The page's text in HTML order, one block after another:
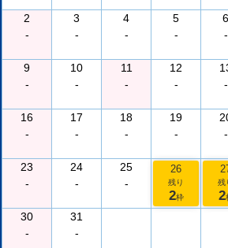
2
-
3
-
4
-
5
-
6
-
9
-
10
-
11
-
12
-
-
16
-
17
-
18
-
19
-
-
23
-
24
-
25
-
26
残り
2枠
残
2
30
-
31
-